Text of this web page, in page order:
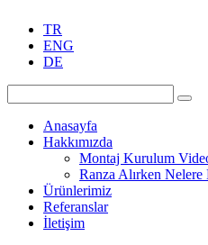
TR
ENG
DE
Anasayfa
Hakkımızda
Montaj Kurulum
Ranza Alırken
Ürünlerimiz
Referanslar
İletişim